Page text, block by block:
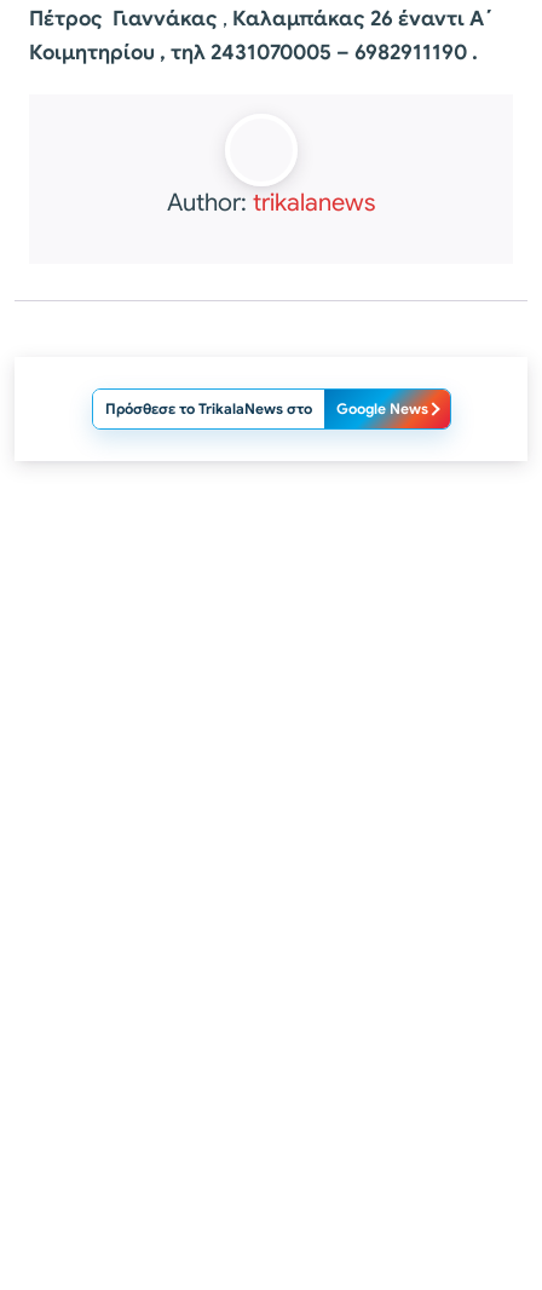
Πέτρος Γιαννάκας , Καλαμπάκας 26 έναντι Α΄
Κοιμητηρίου , τηλ 2431070005 – 6982911190 .
Author: trikalanews
Πρόσθεσε το TrikalaNews στο Google News